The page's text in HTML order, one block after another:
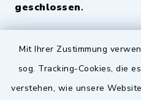
Mit Ihrer Zustimmung
sog. Tracking-Cookies, die
verstehen, wie unsere
geschlossen.
Quicklinks